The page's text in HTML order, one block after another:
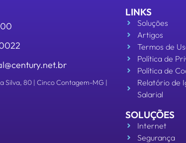
Silva, 80 | Cinco Contagem-MG |
LINKS
Soluções
Artigos
Termos de
Política de
Política de
Relatório de
Salarial
SOLUÇÕES
Internet
Segurança